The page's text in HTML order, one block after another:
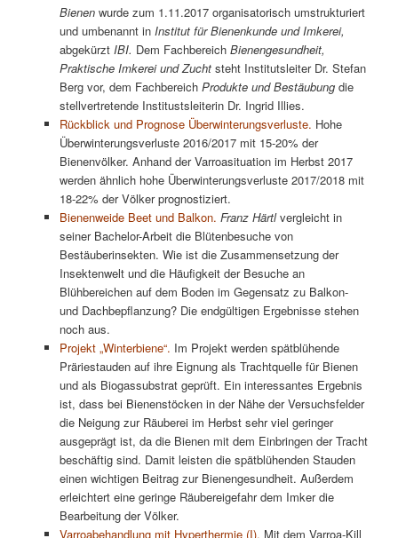
Bienenwurde zum 1.11.2017 organisatorisch umstrukturiert
und umbenannt in Institut für Bienenkunde und Imkerei,
abgekürztIBI. Dem Fachbereich Bienengesundheit,
Praktische Imkerei und Zuchtsteht Institutsleiter Dr. Stefan
Berg vor, dem Fachbereich Produkte und Bestäubungdie
stellvertretende Institustsleiterin Dr. Ingrid Illies.
Rückblick und Prognose Überwinterungsverluste. Hohe
Überwinterungsverluste 2016/2017 mit 15-20% der
Bienenvölker. Anhand der Varroasituation im Herbst 2017
werden ähnlich hohe Überwinterungsverluste 2017/2018 mit
18-22% der Völker prognostiziert.
Bienenweide Beet und Balkon. Franz Härtlvergleicht in
seiner Bachelor-Arbeit die Blütenbesuche von
Bestäuberinsekten. Wie ist die Zusammensetzung der
Insektenwelt und die Häufigkeit der Besuche an
Blühbereichen auf dem Boden im Gegensatz zu Balkon-
und Dachbepflanzung? Die endgültigen Ergebnisse stehen
noch aus.
Projekt „Winterbiene“. Im Projekt werden spätblühende
Präriestauden auf ihre Eignung als Trachtquelle für Bienen
und als Biogassubstrat geprüft. Ein interessantes Ergebnis
ist, dass bei Bienenstöcken in der Nähe der Versuchsfelder
die Neigung zur Räuberei im Herbst sehr viel geringer
ausgeprägt ist, da die Bienen mit dem Einbringen der Tracht
beschäftig sind. Damit leisten die spätblühenden Stauden
einen wichtigen Beitrag zur Bienengesundheit. Außerdem
erleichtert eine geringe Räubereigefahr dem Imker die
Bearbeitung der Völker.
Varroabehandlung mit Hyperthermie (I). Mit dem Varroa-Kill